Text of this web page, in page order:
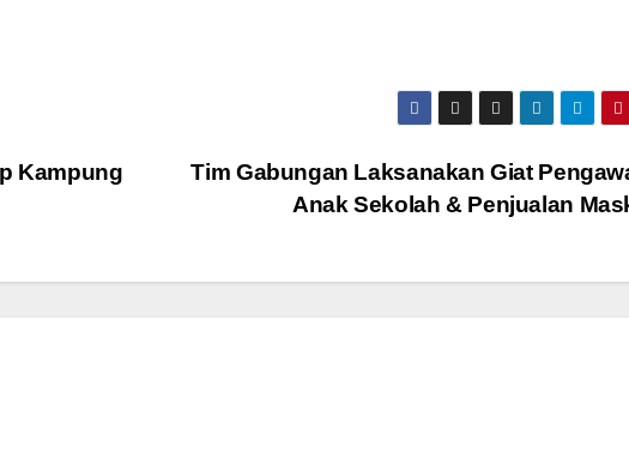
Tim Gabungan Laksanakan Giat
Anak Sekolah & Penjualan
Kampung